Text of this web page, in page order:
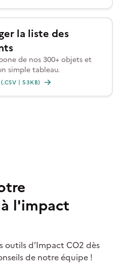
la liste des
de nos 300+ objets et
simple tableau.
(.CSV | 53KB)
l'impact
outils d’Impact CO2 dès
de notre équipe !